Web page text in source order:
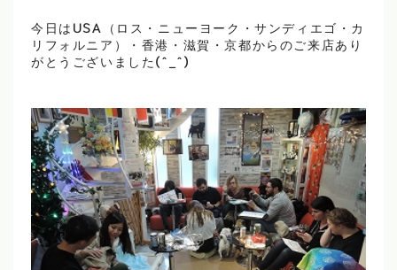
今日はUSA（ロス・ニューヨーク・サンディエゴ・カ
リフォルニア）・香港・滋賀・京都からのご来店あり
がとうございました(^_^)